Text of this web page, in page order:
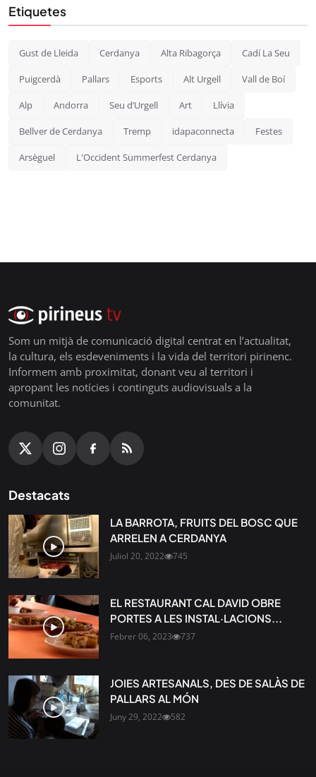
Etiquetes
Gust de Lleida Cerdanya Alta Ribagorça Cadí La Seu
Puigcerdà Pallars Esports Alt Urgell Vall de Boí
Alp Andorra Seu d’Urgell Art Llívia
Bellver de Cerdanya Tremp idapaconnecta Festes
Arsèguel L'Occident Summerfest Cerdanya
Som un mitjà de comunicació digital centrat en l’actualitat,
la cultura, els esdeveniments i la vida del territori pirinenc.
Informem amb proximitat, donant veu al territori i
apropant les notícies i continguts audiovisuals a la
comunitat.
Destacats
LA BARROTA, FRUITS DEL BOSC QUE
ARRELEN A CERDANYA
Juliol 20, 2022 745
EL RESTAURANT CAL DAVID OBRE
PORTES A LES INSTAL·LACIONS...
Febrer 06, 2023 737
JOIES ARTESANALS, DES DE SALÀS DE
PALLARS AL MÓN
Juny 29, 2022 582